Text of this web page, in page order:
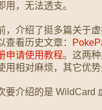
用，无法透支。
，介绍了挺多篇关于
查看历史文章：
申请使用教程。这两
用相对麻烦，其它优
要介绍的是 WildCard